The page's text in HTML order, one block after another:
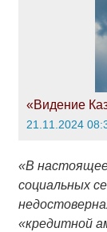
«Видение
21.11.2024
«В
социальных
«кредитной